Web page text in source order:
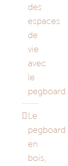
des
espaces
de
vie
avec
le
pegboard
Le
pegboard
en
bois,